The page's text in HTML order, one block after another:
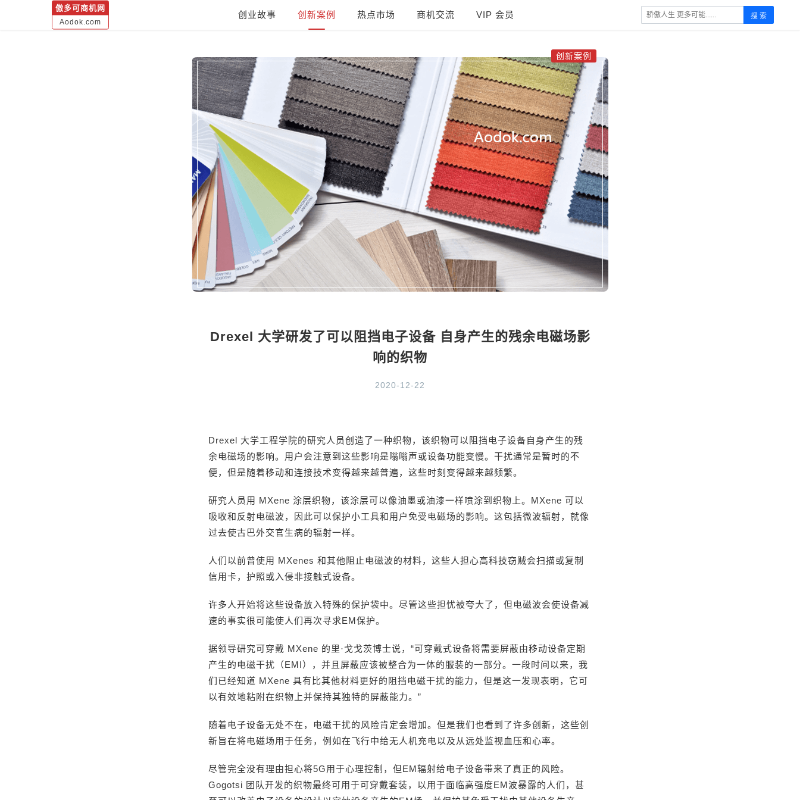
傲多可商机网
Aodok.com
创业故事 创新案例 热点市场 商机交流 VIP 会员 搜 索
创新案例
Drexel 大学研发了可以阻挡电子设备 自身产生的残余电磁场影
响的织物
2020-12-22
Drexel 大学工程学院的研究人员创造了一种织物，该织物可以阻挡电子设备自身产生的残
余电磁场的影响。用户会注意到这些影响是嗡嗡声或设备功能变慢。干扰通常是暂时的不
便，但是随着移动和连接技术变得越来越普遍，这些时刻变得越来越频繁。
研究人员用 MXene 涂层织物，该涂层可以像油墨或油漆一样喷涂到织物上。MXene 可以
吸收和反射电磁波，因此可以保护小工具和用户免受电磁场的影响。这包括微波辐射，就像
过去使古巴外交官生病的辐射一样。
人们以前曾使用 MXenes 和其他阻止电磁波的材料，这些人担心高科技窃贼会扫描或复制
信用卡，护照或入侵非接触式设备。
许多人开始将这些设备放入特殊的保护袋中。尽管这些担忧被夸大了，但电磁波会使设备减
速的事实很可能使人们再次寻求EM保护。
据领导研究可穿戴 MXene 的里·戈戈茨博士说，“可穿戴式设备将需要屏蔽由移动设备定期
产生的电磁干扰（EMI），并且屏蔽应该被整合为一体的服装的一部分。一段时间以来，我
们已经知道 MXene 具有比其他材料更好的阻挡电磁干扰的能力，但是这一发现表明，它可
以有效地粘附在织物上并保持其独特的屏蔽能力。”
随着电子设备无处不在，电磁干扰的风险肯定会增加。但是我们也看到了许多创新，这些创
新旨在将电磁场用于任务，例如在飞行中给无人机充电以及从远处监视血压和心率。
尽管完全没有理由担心将5G用于心理控制，但EM辐射给电子设备带来了真正的风险。
Gogotsi 团队开发的织物最终可用于可穿戴套装，以用于面临高强度EM波暴露的人们，甚